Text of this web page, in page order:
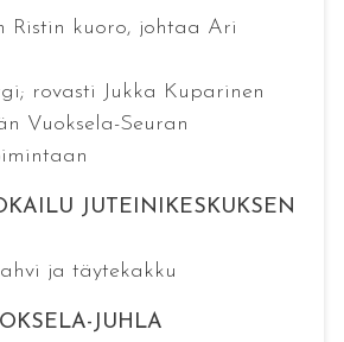
Ristin kuoro, johtaa Ari
rovasti Jukka Kuparinen
Vuoksela-Seuran
JUTEINIKESKUKSEN
ja täytekakku
JUHLA